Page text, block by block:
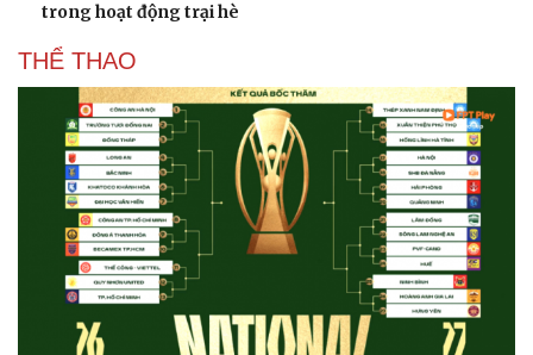
trong hoạt động trại hè
THỂ THAO